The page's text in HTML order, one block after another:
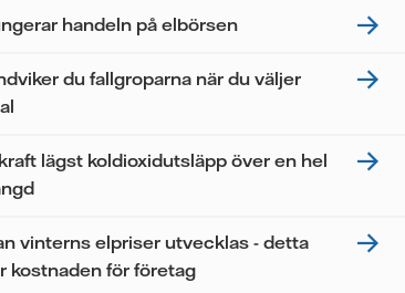
Jag samtycker till att Vattenfall behandlar mina
handeln på elbörsen
du fallgroparna när du väljer
lägst koldioxidutsläpp över en hel
vinterns elpriser utvecklas - detta
kostnaden för företag